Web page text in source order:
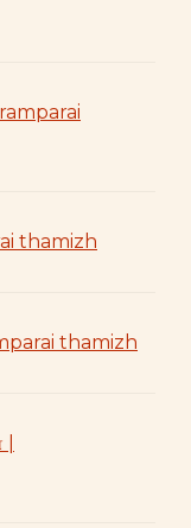
thamizh
thamizh